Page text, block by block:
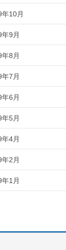
年10月
9月
8月
7月
6月
5月
4月
2月
1月